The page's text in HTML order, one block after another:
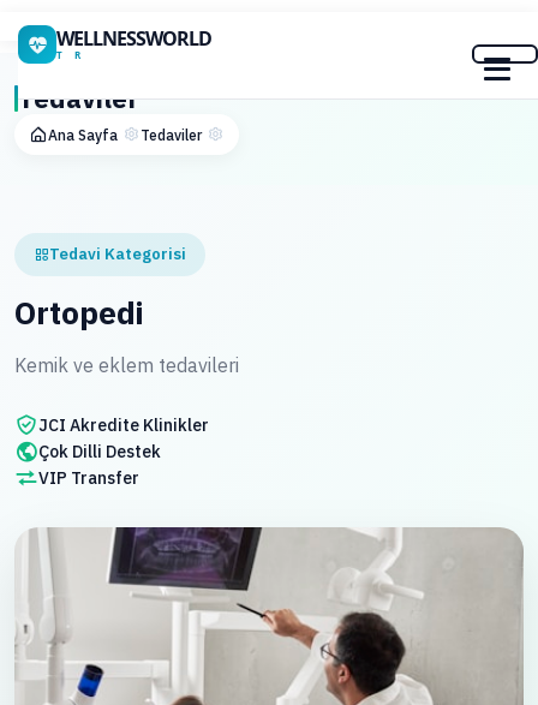
WELLNESSWORLD
T R
Tedaviler
Ana Sayfa Tedaviler
Tedavi Kategorisi
Ortopedi
Kemik ve eklem tedavileri
JCI Akredite Klinikler
Çok Dilli Destek
VIP Transfer